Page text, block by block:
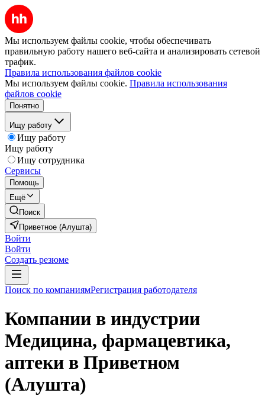
Мы используем файлы cookie, чтобы обеспечивать
правильную работу нашего веб-сайта и анализировать сетевой
трафик.
Правила использования файлов cookie
Мы используем файлы cookie. Правила использования
файлов cookie
Понятно
Ищу работу
Ищу работу
Ищу работу
Ищу сотрудника
Сервисы
Помощь
Ещё
Поиск
Приветное (Алушта)
Войти
Войти
Создать резюме
Поиск по компаниямРегистрация работодателя
Компании в индустрии
Медицина, фармацевтика,
аптеки в Приветном
(Алушта)